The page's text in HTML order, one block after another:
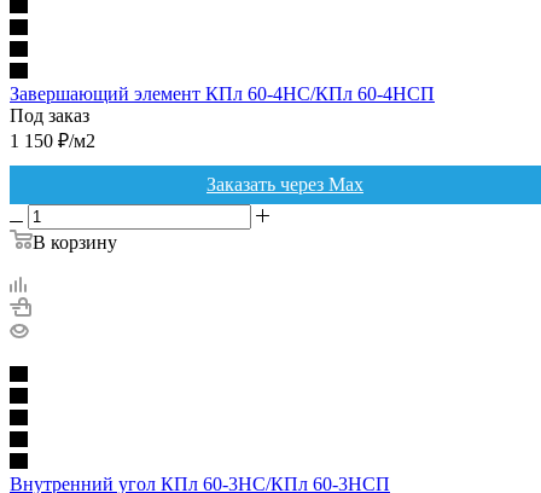
Завершающий элемент КПл 60-4НС/КПл 60-4НСП
Под заказ
1 150 ₽/м2
Заказать через Max
В корзину
Внутренний угол КПл 60-3НС/КПл 60-3НСП